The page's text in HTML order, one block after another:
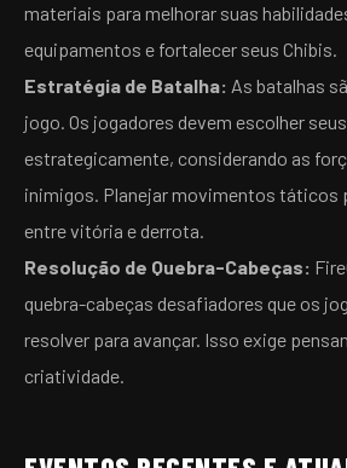
materiais para melhorar suas
equipamentos e fortalecer seus Chibis.
Estratégia de Batalha: As batalhas
jogo. Os jogadores devem escolher
estrategicamente, considerando as
inimigos. Planejar movimentos táticos
entre vitória e derrota.
Resolução de Quebra-Cabeças:
quebra-cabeças desafiadores que os
resolver para avançar. Isso exige
criatividade.